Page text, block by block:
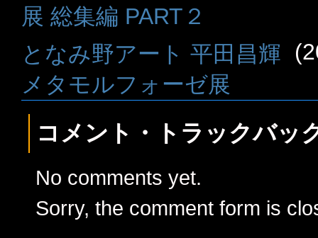
展 総集編 PART２
となみ野アート 平田昌輝
メタモルフォーゼ展
コメント・トラックバッ
No comments yet.
Sorry, the comment form is